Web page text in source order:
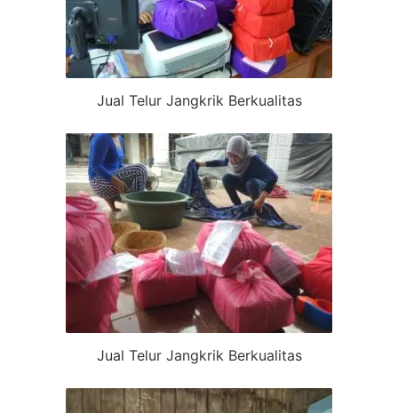
Jual Telur Jangkrik Berkualitas
Jual Telur Jangkrik Berkualitas